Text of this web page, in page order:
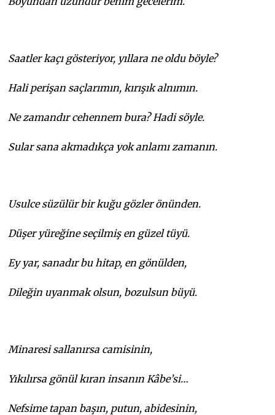
Saatler kaçı gösteriyor, yıllara ne oldu böyle?
Hali perişan saçlarımın, kırışık alnımın.
Ne zamandır cehennem bura? Hadi söyle.
Sular sana akmadıkça yok anlamı zamanın.
Usulce süzülür bir kuğu gözler önünden.
Düşer yüreğine seçilmiş en güzel tüyü.
Ey yar, sanadır bu hitap, en gönülden,
Dileğin uyanmak olsun, bozulsun büyü.
Minaresi sallanırsa camisinin,
Yıkılırsa gönül kıran insanın Kâbe’si…
Nefsime tapan başın, putun, abidesinin,